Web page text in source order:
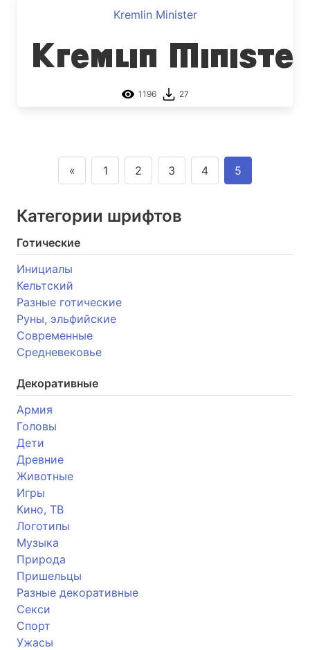
Kremlin Minister
Kremlin Minister
1196 27
« 1 2 3 4 5
Категории шрифтов
Готические
Инициалы
Кельтский
Разные готические
Руны, эльфийские
Современные
Средневековье
Декоративные
Армия
Головы
Дети
Древние
Животные
Игры
Кино, ТВ
Логотипы
Музыка
Природа
Пришельцы
Разные декоративные
Секси
Спорт
Ужасы